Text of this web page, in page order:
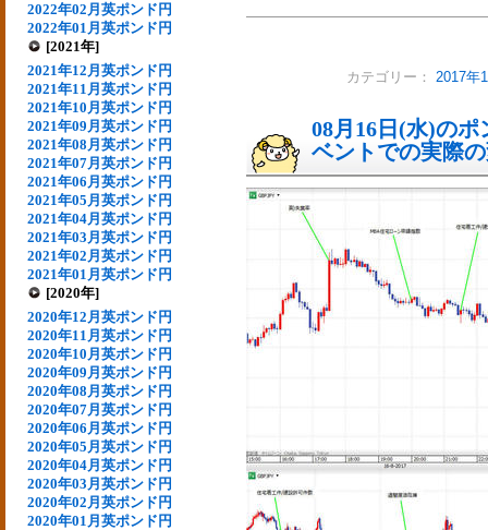
2022年02月英ポンド円
2022年01月英ポンド円
[2021年]
2021年12月英ポンド円
2021年11月英ポンド円
2021年10月英ポンド円
2021年09月英ポンド円
2021年08月英ポンド円
2021年07月英ポンド円
2021年06月英ポンド円
2021年05月英ポンド円
2021年04月英ポンド円
2021年03月英ポンド円
2021年02月英ポンド円
2021年01月英ポンド円
[2020年]
2020年12月英ポンド円
2020年11月英ポンド円
2020年10月英ポンド円
2020年09月英ポンド円
2020年08月英ポンド円
2020年07月英ポンド円
2020年06月英ポンド円
2020年05月英ポンド円
2020年04月英ポンド円
2020年03月英ポンド円
2020年02月英ポンド円
2020年01月英ポンド円
カテゴリー： 2017年
08月16日(水)の
ベントでの実際